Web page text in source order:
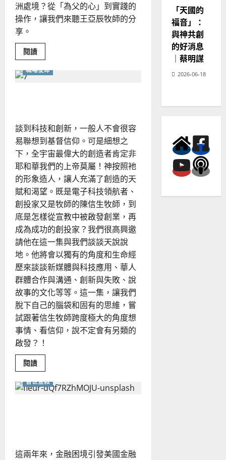
洲處境？從「為父的心」到實踐的
操作，讓我們來聽王亞辰牧師的分
享。
閱讀Read
more
拓
——
以
商
業
思
維
開
創
宣
教
新
版
圖
職場使命
談到科技和創新，一般人不會很容
易聯想到基督信仰。可是細想之
下，全宇宙最偉大的創造者肯定非
耶和華我們的上帝莫屬！神按照衪
的形象造人，讓人充滿了創造的天
賦和渴望。既是電子科技領航者、
創投家又是牧師的陳信生牧師，到
底是怎樣從宣教中被啟發創業，再
成為成功的創投家？我們很高興邀
請他在這一集與我們談談天說說
地。他將會以獨有的角度和生命經
歷來談談新媒體與科技應用、華人
群體合作與溝通、創新與失敗、說
故事的文化等等。這一集，讓我們
脫下自己的腦袋和固有的思維，嘗
試跟著信生牧師跨度極大的角度想
事情、看信仰，說不定會有另類的
啟發？！
閱讀Read
more
如
何
普世宣教
這兩年來，金融困境引發美國金融
教育
「天國的
福音」：
與神共創
的好消息
｜蔡明謀
2026-06-18